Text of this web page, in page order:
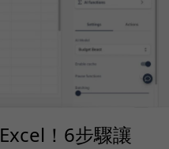
！6步驟讓